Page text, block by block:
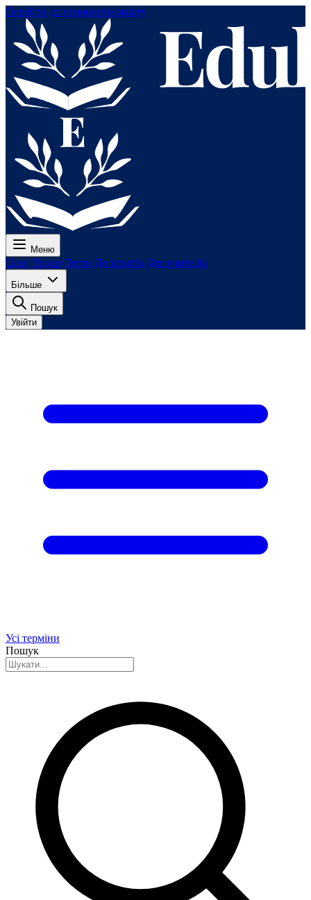
Перейти до основного вмісту
Меню
Ціни Уроки Тести До іспитів Для вчителів
Більше
Пошук
Увійти
Усі терміни
Пошук